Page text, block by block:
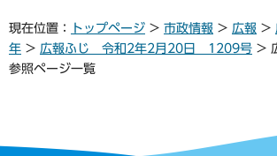
現在位置： トップページ > 市政情報 > 広報 >
年 > 広報ふじ 令和2年2月20日 1209号 >
参照ページ一覧